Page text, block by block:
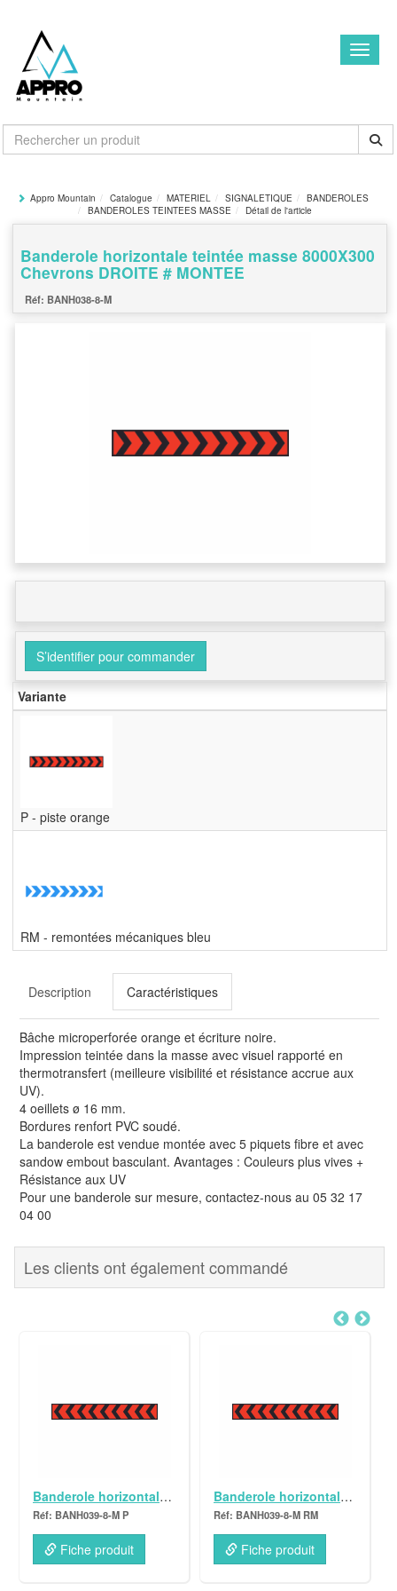
Appro Mountain Catalogue MATERIEL SIGNALETIQUE
BANDEROLES
BANDEROLES TEINTEES MASSE
Détail de l'article
Banderole horizontale teintée masse 8000X300
Chevrons DROITE # MONTEE
BANH038-8-M
S’identifier pour commander
Variante
P - piste orange
RM - remontées mécaniques bleu
Description Caractéristiques
Bâche microperforée orange et écriture noire.
Impression teintée dans la masse avec visuel rapporté en
thermotransfert (meilleure visibilité et résistance accrue aux
UV).
4 oeillets ø 16 mm.
Bordures renfort PVC soudé.
La banderole est vendue montée avec 5 piquets fibre et avec
sandow embout basculant. Avantages : Couleurs plus vives +
Résistance aux UV
Pour une banderole sur mesure, contactez-nous au 05 32 17
04 00
Les clients ont également commandé
Banderole horizontale teintée masse 8000X300 Chevrons GAUCHE # MONTEE
BANH039-8-M P
Fiche produit
Banderole horizontale teintée masse 8000X300 Chevrons GAUCHE # MONTEE
BANH039-8-M RM
Fiche produit